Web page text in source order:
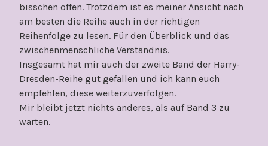
bisschen offen. Trotzdem ist es meiner Ansicht nach
am besten die Reihe auch in der richtigen
Reihenfolge zu lesen. Für den Überblick und das
zwischenmenschliche Verständnis.
Insgesamt hat mir auch der zweite Band der Harry-
Dresden-Reihe gut gefallen und ich kann euch
empfehlen, diese weiterzuverfolgen.
Mir bleibt jetzt nichts anderes, als auf Band 3 zu
warten.